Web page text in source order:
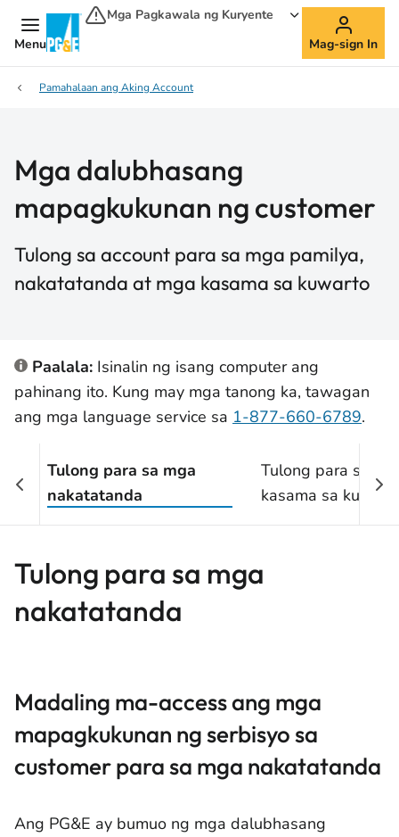
Menu
Mga Pagkawala ng Kuryente
Mag-sign In
Pamahalaan ang Aking Account
Mga dalubhasang
mapagkukunan ng customer
Tulong sa account para sa mga pamilya,
nakatatanda at mga kasama sa kuwarto
Paalala: Isinalin ng isang computer ang
pahinang ito. Kung may mga tanong ka, tawagan
ang mga language service sa 1-877-660-6789.
Tulong para sa mga
nakatatanda
Tulong para sa
kasama sa
Tulong para sa mga
nakatatanda
Madaling ma-access ang mga
mapagkukunan ng serbisyo sa
customer para sa mga nakatatanda
Ang PG&E ay bumuo ng mga dalubhasang